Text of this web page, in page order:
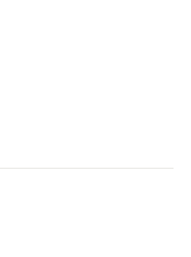
antal röster: